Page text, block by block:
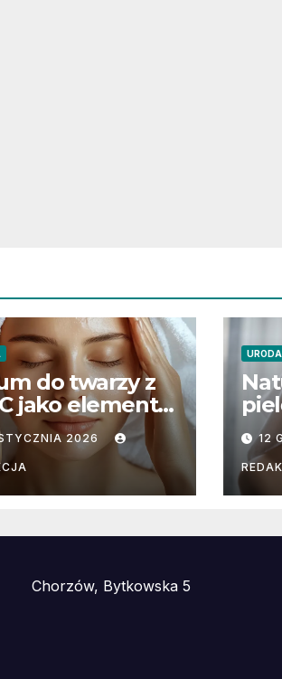
do twarzy z
jako element
zabiegów
2026
URODA
12
Chorzów, Bytkowska 5